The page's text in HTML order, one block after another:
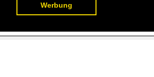
Werbung